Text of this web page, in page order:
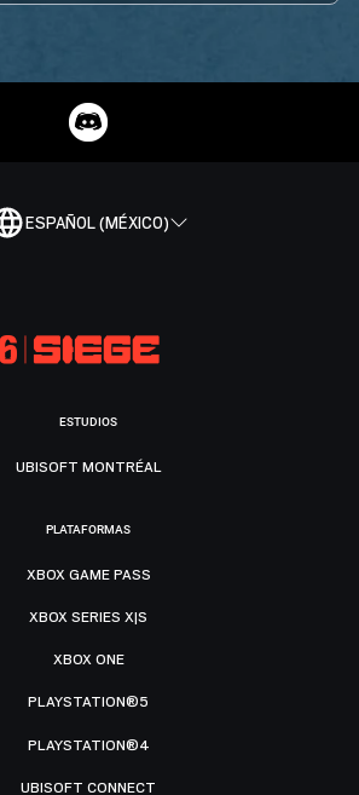
ESPAÑOL (MÉXICO)
ESTUDIOS
UBISOFT MONTRÉAL
PLATAFORMAS
XBOX GAME PASS
XBOX SERIES X|S
XBOX ONE
PLAYSTATION®5
PLAYSTATION®4
UBISOFT CONNECT